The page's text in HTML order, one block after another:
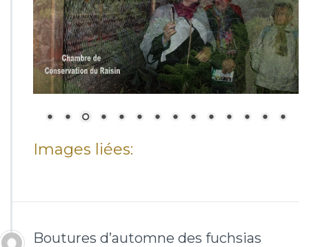
Images liées:
Boutures d’automne des fuchsias